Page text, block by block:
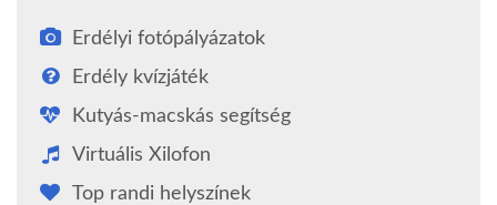
Erdélyi fotópályázatok
Erdély kvízjáték
Kutyás-macskás segítség
Virtuális Xilofon
Top randi helyszínek